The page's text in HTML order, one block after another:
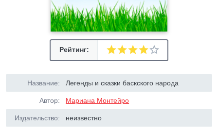
Рейтинг:
Название: Легенды и сказки баскского народа
Автор: Мариана Монтейро
Издательство: неизвестно